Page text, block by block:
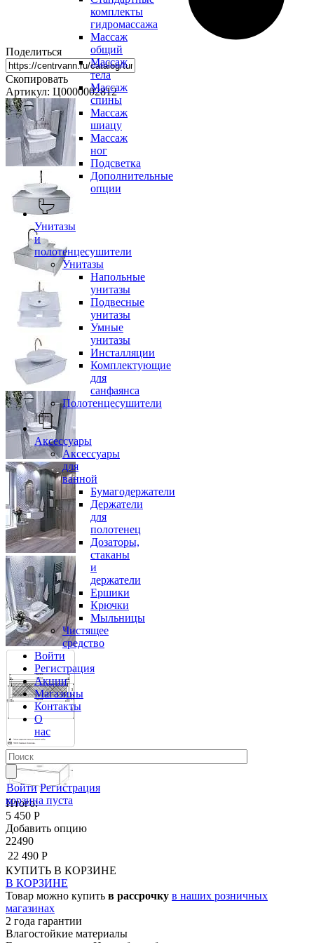
комплекты
гидромассажа
Массаж
общий
Массаж
тела
Массаж
спины
Массаж
шиацу
Массаж
ног
Подсветка
Дополнительные
опции
Унитазы
и
полотенцесушители
Унитазы
Напольные
унитазы
Подвесные
унитазы
Умные
унитазы
Инсталляции
Комплектующие
для
санфаянса
Полотенцесушители
Аксессуары
Аксессуары
для
ванной
Бумагодержатели
Держатели
для
полотенец
Дозаторы,
стаканы
и
держатели
Ершики
Крючки
Мыльницы
Чистящее
средство
Войти
Регистрация
Акции
Магазины
Контакты
О
нас
Войти Регистрация
корзина пуста
Поделиться
Скопировать
Артикул: Ц0000002812
Итого:
5 450 Р
Добавить опцию
22490
22 490 Р
КУПИТЬ В КОРЗИНЕ
В КОРЗИНЕ
Товар можно купить в рассрочку в наших розничных
магазинах
2 года гарантии
Влагостойкие материалы